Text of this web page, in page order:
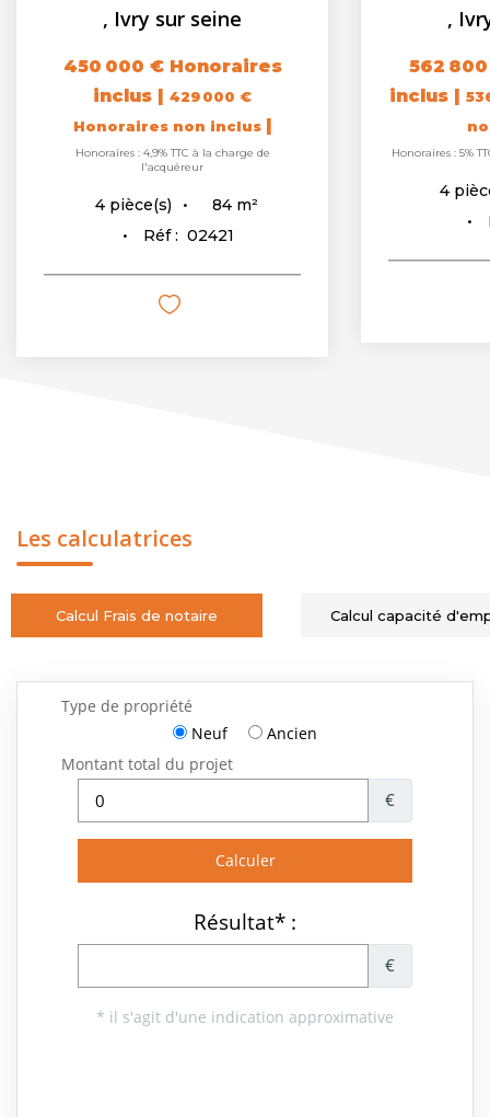
, Ivry sur seine
562 800 € Honoraires
inclus|536 000 € Honoraires
non inclus|
Honoraires : 5% TTC à la charge de l'acquéreur
,
266
inclus |
Honoraires :
Les calculatrices
Calcul Frais de notaire Calcul capacité